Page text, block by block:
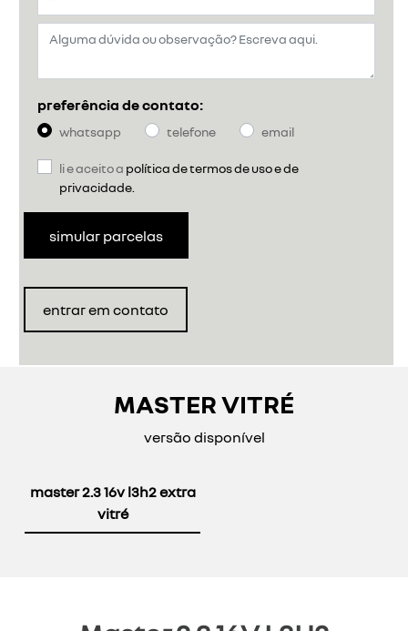
preferência de contato:
whatsapp telefone email
li e aceito a política de termos de uso e de
privacidade.
simular parcelas
entrar em contato
MASTER VITRÉ
versão disponível
master 2.3 16v l3h2 extra
vitré